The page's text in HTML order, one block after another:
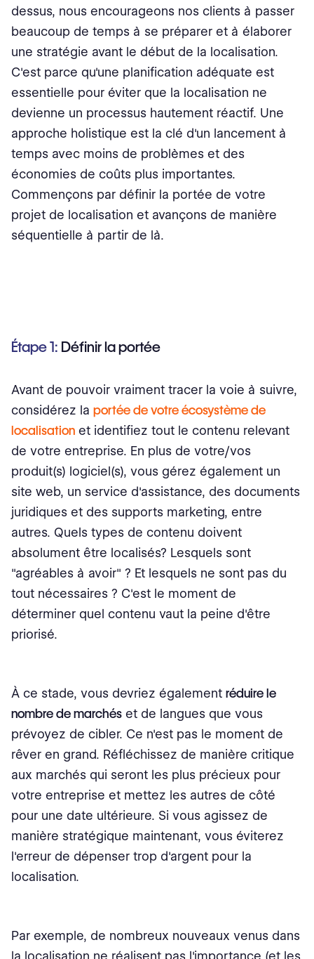
dessus, nous encourageons nos clients à passer
beaucoup de temps à se préparer et à élaborer
une stratégie avant le début de la localisation.
C'est parce qu'une planification adéquate est
essentielle pour éviter que la localisation ne
devienne un processus hautement réactif. Une
approche holistique est la clé d'un lancement à
temps avec moins de problèmes et des
économies de coûts plus importantes.
Commençons par définir la portée de votre
projet de localisation et avançons de manière
séquentielle à partir de là.
Étape 1: Définir la portée
Avant de pouvoir vraiment tracer la voie à suivre,
considérez la portée de votre écosystème de
localisation et identifiez tout le contenu relevant
de votre entreprise. En plus de votre/vos
produit(s) logiciel(s), vous gérez également un
site web, un service d'assistance, des documents
juridiques et des supports marketing, entre
autres. Quels types de contenu doivent
absolument être localisés? Lesquels sont
"agréables à avoir" ? Et lesquels ne sont pas du
tout nécessaires ? C'est le moment de
déterminer quel contenu vaut la peine d'être
priorisé.
À ce stade, vous devriez également réduire le
nombre de marchés et de langues que vous
prévoyez de cibler. Ce n'est pas le moment de
rêver en grand. Réfléchissez de manière critique
aux marchés qui seront les plus précieux pour
votre entreprise et mettez les autres de côté
pour une date ultérieure. Si vous agissez de
manière stratégique maintenant, vous éviterez
l'erreur de dépenser trop d'argent pour la
localisation.
Par exemple, de nombreux nouveaux venus dans
la localisation ne réalisent pas l'importance (et les